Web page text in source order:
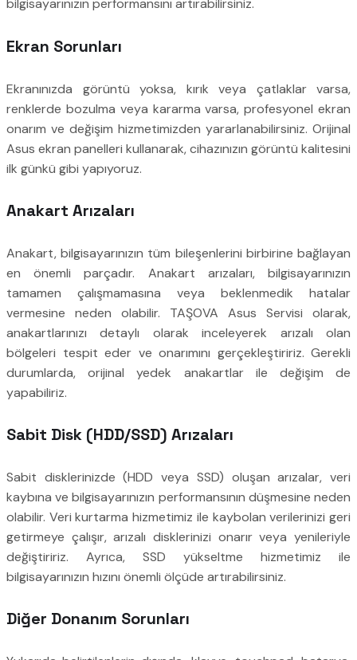
bilgisayarınızın performansını artırabilirsiniz.
Ekran Sorunları
Ekranınızda görüntü yoksa, kırık veya çatlaklar varsa,
renklerde bozulma veya kararma varsa, profesyonel ekran
onarım ve değişim hizmetimizden yararlanabilirsiniz. Orijinal
Asus ekran panelleri kullanarak, cihazınızın görüntü kalitesini
ilk günkü gibi yapıyoruz.
Anakart Arızaları
Anakart, bilgisayarınızın tüm bileşenlerini birbirine bağlayan
en önemli parçadır. Anakart arızaları, bilgisayarınızın
tamamen çalışmamasına veya beklenmedik hatalar
vermesine neden olabilir. TAŞOVA Asus Servisi olarak,
anakartlarınızı detaylı olarak inceleyerek arızalı olan
bölgeleri tespit eder ve onarımını gerçekleştiririz. Gerekli
durumlarda, orijinal yedek anakartlar ile değişim de
yapabiliriz.
Sabit Disk (HDD/SSD) Arızaları
Sabit disklerinizde (HDD veya SSD) oluşan arızalar, veri
kaybına ve bilgisayarınızın performansının düşmesine neden
olabilir. Veri kurtarma hizmetimiz ile kaybolan verilerinizi geri
getirmeye çalışır, arızalı disklerinizi onarır veya yenileriyle
değiştiririz. Ayrıca, SSD yükseltme hizmetimiz ile
bilgisayarınızın hızını önemli ölçüde artırabilirsiniz.
Diğer Donanım Sorunları